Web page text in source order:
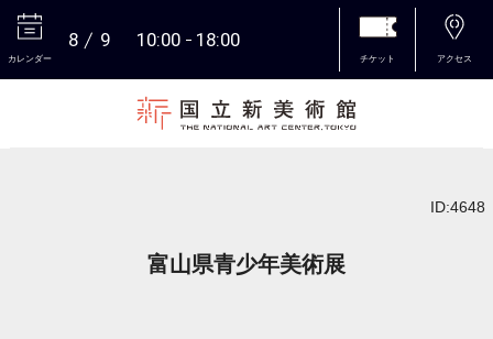
カレンダー
8 9 10:00 18:00
チケット アクセス
ID:4648
富山県青少年美術展